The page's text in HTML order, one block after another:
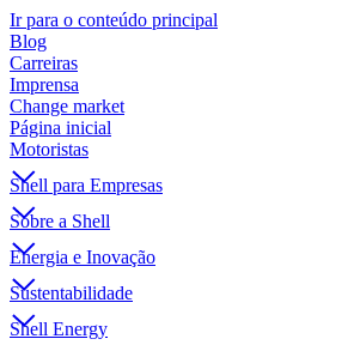
Ir para o conteúdo principal
Blog
Carreiras
Imprensa
Change market
Página inicial
Motoristas
Shell para Empresas
Sobre a Shell
Energia e Inovação
Sustentabilidade
Shell Energy